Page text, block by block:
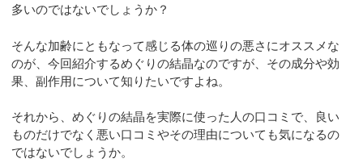
多いのではないでしょうか？
そんな加齢にともなって感じる体の巡りの悪さにオススメな
のが、今回紹介するめぐりの結晶なのですが、その成分や効
果、副作用について知りたいですよね。
それから、めぐりの結晶を実際に使った人の口コミで、良い
ものだけでなく悪い口コミやその理由についても気になるの
ではないでしょうか。